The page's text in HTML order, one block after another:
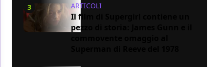
3 ARTICOLI
Il film di Supergirl contiene un
pezzo di storia: James Gunn e il